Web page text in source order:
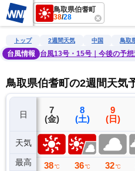
鳥取県伯耆町
38/28
雨雲レーダー 台風情報 地震情
トップ 2週間天気 中国 鳥取
台風情報
台風13号・15号｜今後の予
鳥取県伯耆町の2週間天気
日
天気
最高
6
(木)
34 ℃
7
(金)
38 ℃
8
(土)
36 ℃
9
(日)
32 ℃